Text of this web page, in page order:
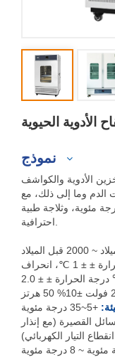
الأدوية الحيوية
XCH-250BC-
الأدوية والكواشف
الدم وما إلى ذلك، مع
درجة حرارة يتراوح بين 2-8 درجة مئوية، وثلاجة طبية
احترافية.
تقلبات درجة الحرارة ± ± 1 ℃، انحراف
℃
+5~35 درجة مئوية
القصيرة (مع إنذار
انقطاع التيار الكهربائي)